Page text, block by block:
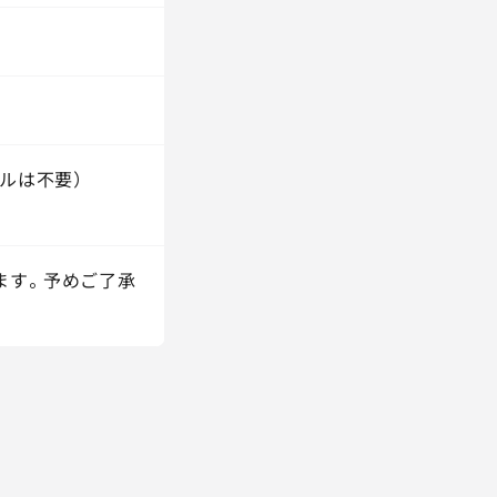
は不要）
。予めご了承